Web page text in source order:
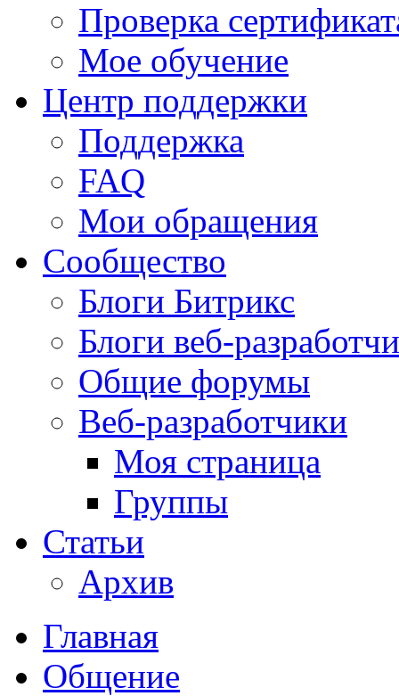
Проверка
Мое обучение
Центр поддержки
Поддержка
FAQ
Мои обращения
Сообщество
Блоги Битрикс
Блоги веб-
Общие форумы
Веб-разработчики
Моя страница
Группы
Статьи
Архив
Главная
Общение